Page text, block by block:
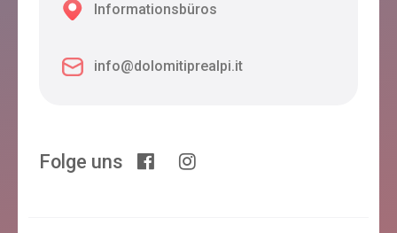
Informationsbüros
info@dolomitiprealpi.it
Folge uns